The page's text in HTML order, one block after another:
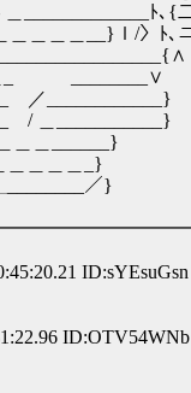
ﾄ､{二二
ｌ/〉ﾄ､ニ
＿______}
＿＿＿_}
／}
ID:sYEsuGsn
ID:OTV54WNb